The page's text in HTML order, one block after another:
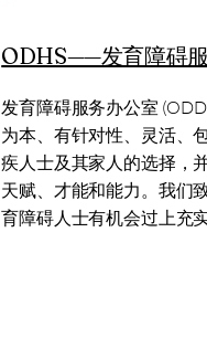
ODHS——发育障碍服
发育障碍服务办公室
为本、有针对性、灵活、
疾人士及其家人的选择，
天赋、才能和能力。我们
育障碍人士有机会过上充